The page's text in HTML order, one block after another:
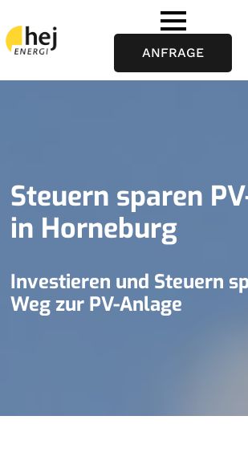
ANFRAGE
Steuern sparen
in Horneburg
Investieren und Steuern
Weg zur PV-Anlage